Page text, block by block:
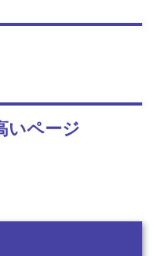
いページ